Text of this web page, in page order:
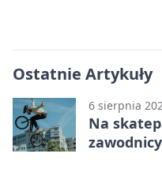
Ostatnie Artykuły
6 sierpnia
Na